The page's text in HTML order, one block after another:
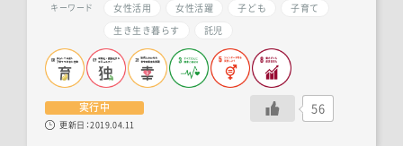
キーワード
女性活用
女性活躍 子ども
子育て
生き生き暮らす
託児
実行中
更新日：2019.04.11
56